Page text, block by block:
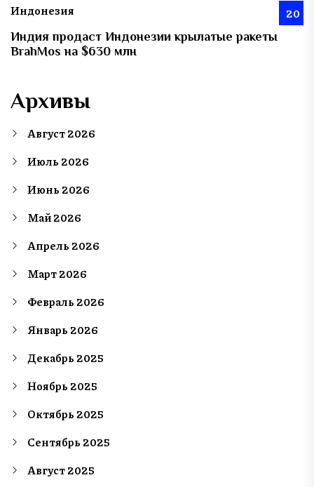
Индонезия 20
Индия продаст Индонезии крылатые ракеты
BrahMos на $630 млн
Архивы
Август 2026
Июль 2026
Июнь 2026
Май 2026
Апрель 2026
Март 2026
Февраль 2026
Январь 2026
Декабрь 2025
Ноябрь 2025
Октябрь 2025
Сентябрь 2025
Август 2025